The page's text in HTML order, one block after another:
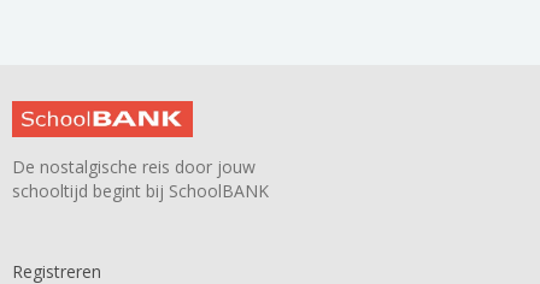
De nostalgische reis door jouw
schooltijd begint bij SchoolBANK
Registreren